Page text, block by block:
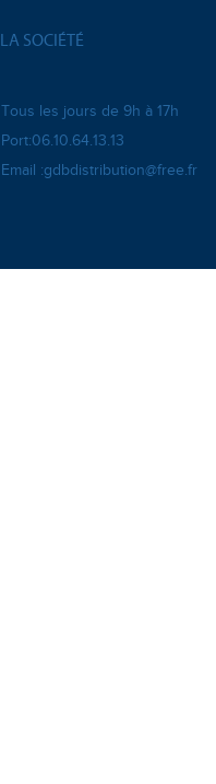
LA SOCIÉTÉ
Tous les jours de 9h à 17h
Port:06.10.64.13.13
Email :gdbdistribution@free.fr